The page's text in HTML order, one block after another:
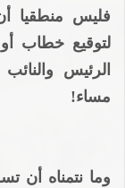
فليس منطقيا
لتوقيع خطاب
الرئيس
مساء!
وما نتمناه أن